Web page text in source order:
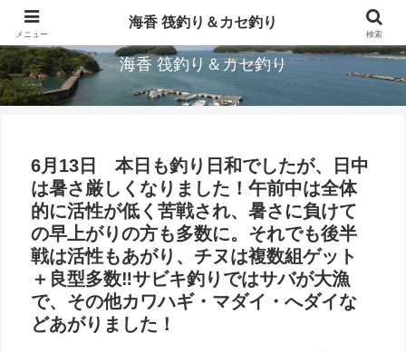
三重県鳥羽市/浦村(うらむら)筏釣り＆カセ釣り海香です。
海香 筏釣り＆カセ釣り
6月13日 本日も釣り日和でしたが、日中
は暑さ厳しくなりました！午前中は全体
的に活性が低く苦戦され、暑さに負けて
の早上がりの方も多数に。それでも後半
戦は活性もあがり、チヌは複数組ゲット
＋良型多数‼︎サビキ釣りではサバが大漁
で、その他カワハギ・マダイ・へダイな
どあがりました！
メニュー
海香 筏釣り＆カセ釣り
検索